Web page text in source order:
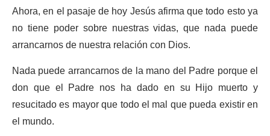
Ahora, en el pasaje de hoy Jesús afirma que todo esto ya
no tiene poder sobre nuestras vidas, que nada puede
arrancarnos de nuestra relación con Dios.
Nada puede arrancarnos de la mano del Padre porque el
don que el Padre nos ha dado en su Hijo muerto y
resucitado es mayor que todo el mal que pueda existir en
el mundo.